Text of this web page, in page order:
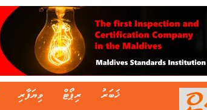
ޚަބަރު ރިޕޯޓް ވިޔަފާރި